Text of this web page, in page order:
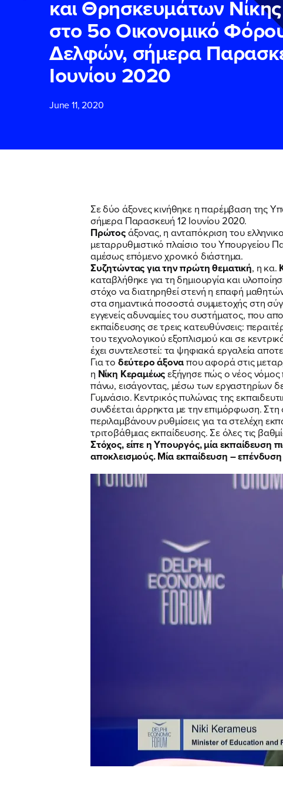
και Θρησκευμάτων
στο 5ο Οικονομικό
Δελφών, σήμερα
Ιουνίου 2020
June 11, 2020
Σε δύο άξονες κινήθηκε η παρέμβαση της
σήμερα Παρασκευή 12 Ιουνίου 2020.
Πρώτοςάξονας, η ανταπόκριση του
μεταρρυθμιστικό πλαίσιο του Υπουργείου
αμέσως επόμενο χρονικό διάστημα.
Συζητώντας για την πρώτη θεματική, η κα.
καταβλήθηκε για τη δημιουργία και
στόχο να διατηρηθεί στενή η επαφή
στα σημαντικά ποσοστά συμμετοχής στη
εγγενείς αδυναμίες του συστήματος, που
εκπαίδευσης σε τρεις κατευθύνσεις:
του τεχνολογικού εξοπλισμού και σε
έχει συντελεστεί: τα ψηφιακά εργαλεία
Για το δεύτερο άξοναπου αφορά στις
η Νίκη Κεραμέωςεξήγησε πώς ο νέος νόμος
πάνω, εισάγοντας, μέσω των εργαστηρίων
Γυμνάσιο. Κεντρικός πυλώνας της
συνδέεται άρρηκτα με την επιμόρφωση. Στη
περιλαμβάνουν ρυθμίσεις για τα στελέχη
τριτοβάθμιας εκπαίδευσης. Σε όλες τις
Στόχος, είπε η Υπουργός, μία εκπαίδευση
αποκλεισμούς.Μία εκπαίδευση –
ΕΠΙΘΕΤΟ *
ΥΠΟΒΟΛΗ
ΕΠΙΘΕΤΟ *
ΥΠΟΒΟΛΗ